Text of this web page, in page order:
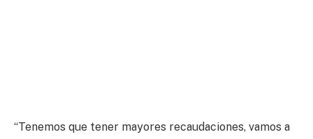
“Tenemos que tener mayores recaudaciones, vamos a